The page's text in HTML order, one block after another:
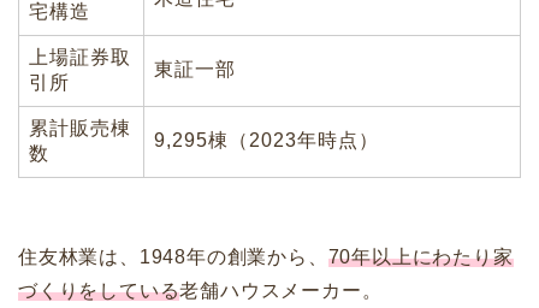
宅構造
上場証券取
引所
東証一部
累計販売棟
数
9,295棟（2023年時点）
住友林業は、1948年の創業から、 70年以上にわたり家
づくりをしている老舗ハウスメーカー。